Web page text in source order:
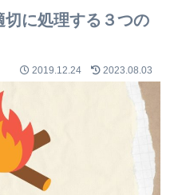
切に処理する３つの
2019.12.24 2023.08.03